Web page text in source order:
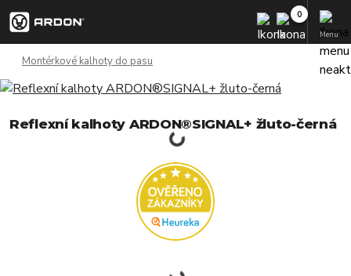
Menu
Montérkové kalhoty do pasu
Reflexní kalhoty ARDON®SIGNAL+ žluto-černá